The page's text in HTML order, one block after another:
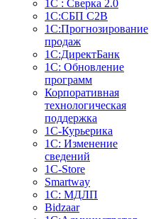
1С : Сверка 2.0
1С:СБП C2B
1С:Прогнозирование
продаж
1С:ДиректБанк
1С: Обновление
программ
Корпоративная
технологическая
поддержка
1С-Курьерика
1С: Изменение
сведений
1C-Store
Smartway
1С: МДЛП
Bidzaar